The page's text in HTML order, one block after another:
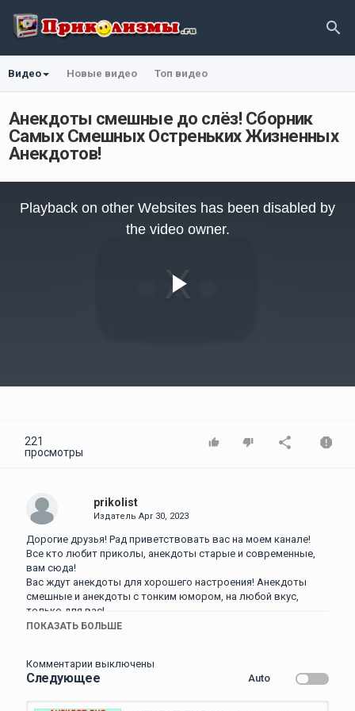
Видео Новые видео Топ видео
Анекдоты смешные до слёз! Сборник
Самых Смешных Остреньких Жизненных
Анекдотов!
Video
Playback on other Websites has been disabled by
the video owner.
221
просмотры
prikolist
Издатель Apr 30, 2023
Дорогие друзья! Рад приветствовать вас на моем канале!
Все кто любит приколы, анекдоты старые и современные,
вам сюда!
Вас ждут анекдоты для хорошего настроения! Анекдоты
смешные и анекдоты с тонким юмором, на любой вкус,
только для вас!
Всем позитива, добра, здоровья и хорошего настроения!
ПОКАЗАТЬ БОЛЬШЕ
Комментарии выключены
Следующее Auto